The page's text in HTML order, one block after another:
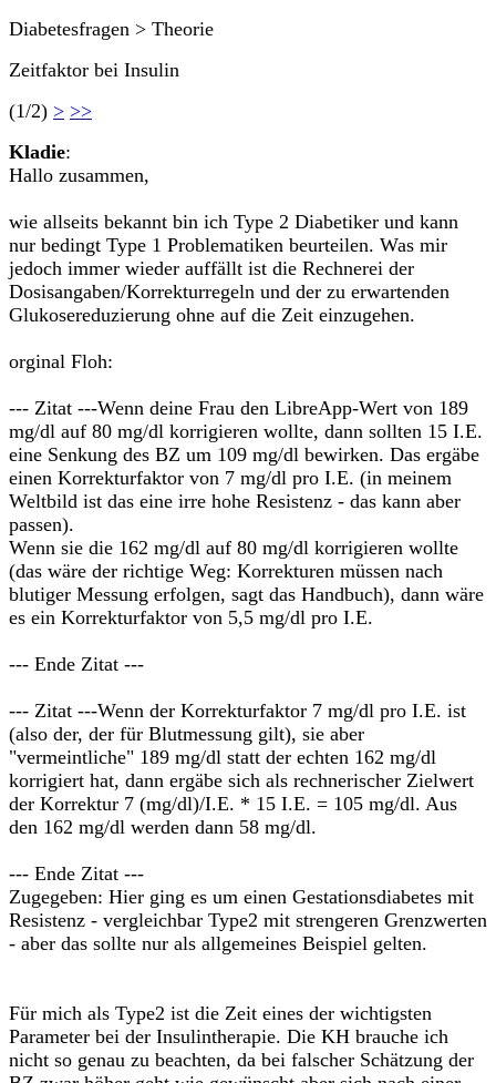
Diabetesfragen > Theorie
Zeitfaktor bei Insulin
(1/2) > >>
Kladie:
Hallo zusammen,
wie allseits bekannt bin ich Type 2 Diabetiker und kann
nur bedingt Type 1 Problematiken beurteilen. Was mir
jedoch immer wieder auffällt ist die Rechnerei der
Dosisangaben/Korrekturregeln und der zu erwartenden
Glukosereduzierung ohne auf die Zeit einzugehen.
orginal Floh:
--- Zitat ---Wenn deine Frau den LibreApp-Wert von 189
mg/dl auf 80 mg/dl korrigieren wollte, dann sollten 15 I.E.
eine Senkung des BZ um 109 mg/dl bewirken. Das ergäbe
einen Korrekturfaktor von 7 mg/dl pro I.E. (in meinem
Weltbild ist das eine irre hohe Resistenz - das kann aber
passen).
Wenn sie die 162 mg/dl auf 80 mg/dl korrigieren wollte
(das wäre der richtige Weg: Korrekturen müssen nach
blutiger Messung erfolgen, sagt das Handbuch), dann wäre
es ein Korrekturfaktor von 5,5 mg/dl pro I.E.
--- Ende Zitat ---
--- Zitat ---Wenn der Korrekturfaktor 7 mg/dl pro I.E. ist
(also der, der für Blutmessung gilt), sie aber
"vermeintliche" 189 mg/dl statt der echten 162 mg/dl
korrigiert hat, dann ergäbe sich als rechnerischer Zielwert
der Korrektur 7 (mg/dl)/I.E. * 15 I.E. = 105 mg/dl. Aus
den 162 mg/dl werden dann 58 mg/dl.
--- Ende Zitat ---
Zugegeben: Hier ging es um einen Gestationsdiabetes mit
Resistenz - vergleichbar Type2 mit strengeren Grenzwerten
- aber das sollte nur als allgemeines Beispiel gelten.
Für mich als Type2 ist die Zeit eines der wichtigsten
Parameter bei der Insulintherapie. Die KH brauche ich
nicht so genau zu beachten, da bei falscher Schätzung der